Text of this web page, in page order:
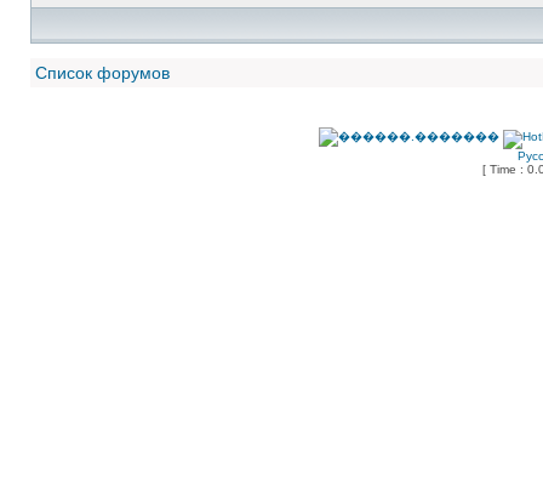
Список форумов
[ Time :